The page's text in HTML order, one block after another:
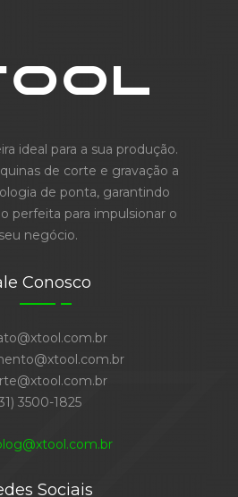
ideal para a sua produção.
de corte e gravação a
de ponta, garantindo
perfeita para impulsionar o
seu negócio.
Conosco
3500-1825
Sociais